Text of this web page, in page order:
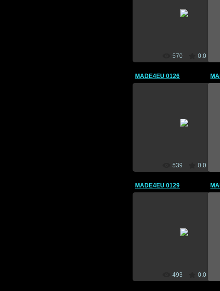
570 0.0
MADE4EU 0126
539 0.0
MADE4EU 0129
493 0.0